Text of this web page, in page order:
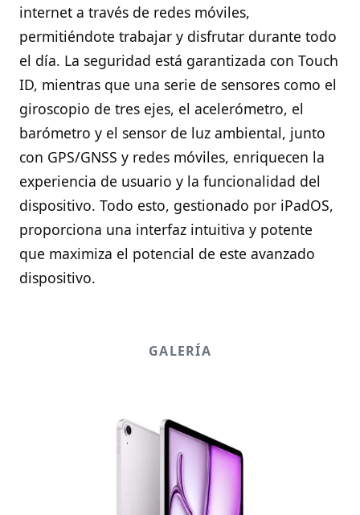
internet a través de redes móviles,
permitiéndote trabajar y disfrutar durante todo
el día. La seguridad está garantizada con Touch
ID, mientras que una serie de sensores como el
giroscopio de tres ejes, el acelerómetro, el
barómetro y el sensor de luz ambiental, junto
con GPS/GNSS y redes móviles, enriquecen la
experiencia de usuario y la funcionalidad del
dispositivo. Todo esto, gestionado por iPadOS,
proporciona una interfaz intuitiva y potente
que maximiza el potencial de este avanzado
dispositivo.
GALERÍA